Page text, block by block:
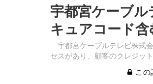
宇都宮ケーブ
キュアコード
宇都宮ケーブルテレビ株式
セスがあり、顧客のクレジッ
この